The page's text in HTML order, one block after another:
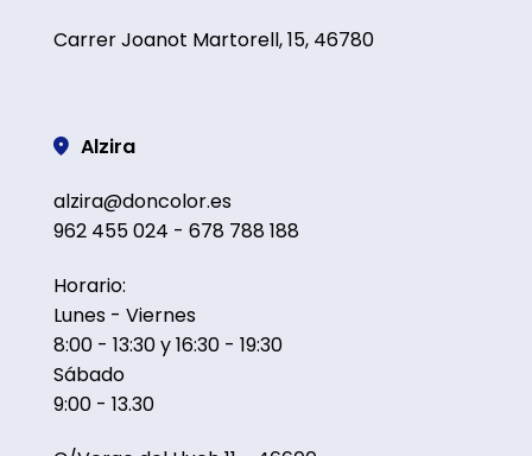
Carrer Joanot Martorell, 15, 46780
Alzira
alzira@doncolor.es
962 455 024 - 678 788 188
Horario:
Lunes - Viernes
8:00 - 13:30 y 16:30 - 19:30
Sábado
9:00 - 13.30